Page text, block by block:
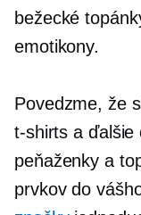
bežecké
emotikony.
Povedzme, že
t-shirts a ďalšie
peňaženky a
prvkov do